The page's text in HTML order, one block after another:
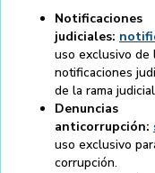
Notificaciones
judiciales:
uso exclusivo de
notificaciones
de la rama
Denuncias
anticorrupción:
uso exclusivo
corrupción.